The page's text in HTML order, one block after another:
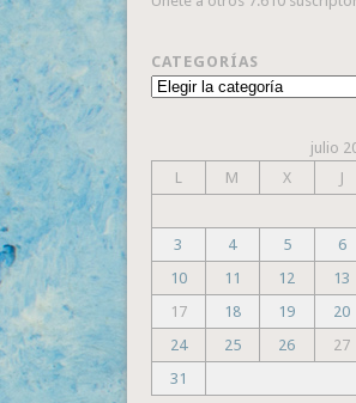
CATEGORÍAS
Categorías
julio
L
M X J
3
4 5 6
10
11 12 13
17
18 19 20
24
25 26 27
31